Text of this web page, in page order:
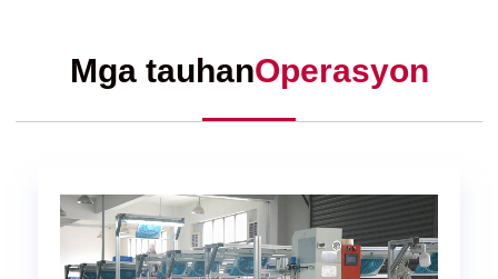
Mga tauhanOperasyon